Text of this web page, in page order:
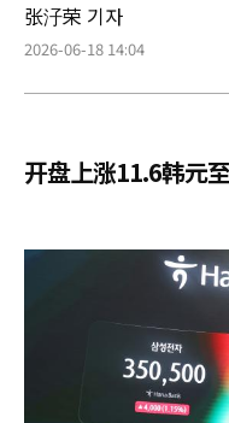
张汓荣 기자
2026-06-18 14:04
开盘上涨11.6韩元